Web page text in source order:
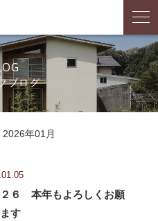
ブログ
2026年01月
２６ 本年もよろしくお願
す